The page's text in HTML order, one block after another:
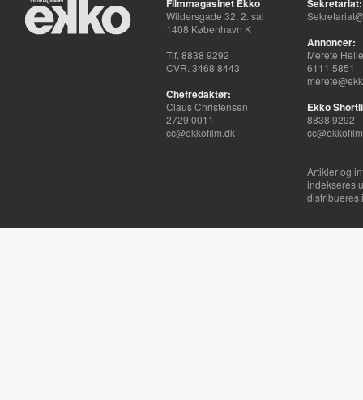
Filmmagasinet Ekko
Wildersgade 32, 2. sal
1408 København K
Tlf. 8838 9292
CVR. 3468 8443
Chefredaktør:
Claus Christensen
2729 0011
cc@ekkofilm.dk
Sekretariat:
Annoncer:
Merete
6111 5851
Ekko
8838 9292
Artikler og
indekseres
distribueres